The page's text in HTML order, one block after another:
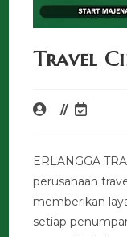
Travel
ERLANGGA
perusahaan
memberikan
setiap